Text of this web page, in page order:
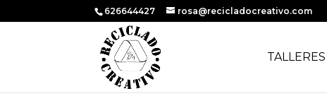
626644427 rosa@recicladocreativo.com
TALLERES